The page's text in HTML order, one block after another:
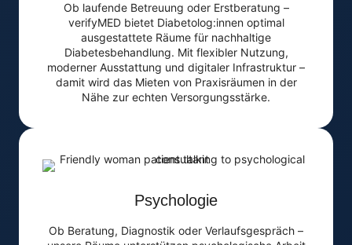
Ob laufende Betreuung oder Erstberatung –
verifyMED bietet Diabetolog:innen optimal
ausgestattete Räume für nachhaltige
Diabetesbehandlung. Mit flexibler Nutzung,
moderner Ausstattung und digitaler Infrastruktur –
damit wird das Mieten von Praxisräumen in der
Nähe zur echten Versorgungsstärke.
Psychologie
Ob Beratung, Diagnostik oder Verlaufsgespräch –